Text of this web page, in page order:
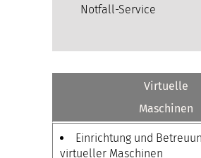
Notfall-Service
Virtuelle
Maschinen
Einrichtung und
virtueller Maschinen